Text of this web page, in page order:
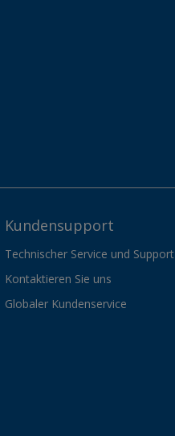
Kundensupport
Technischer Service und Support
Kontaktieren Sie uns
Globaler Kundenservice